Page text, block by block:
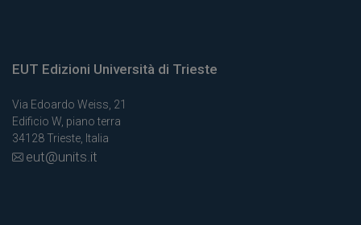
EUT Edizioni Università di Trieste
Via Edoardo Weiss, 21
Edificio W, piano terra
34128 Trieste, Italia
eut@units.it